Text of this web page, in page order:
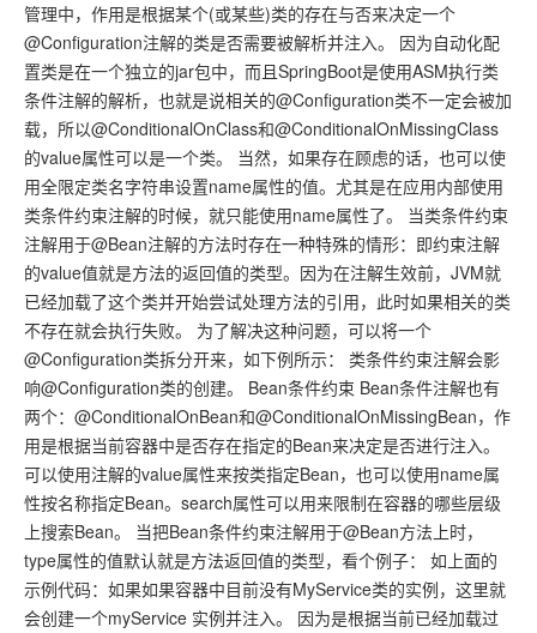
管理中，作用是根据某个(或某些)类的存在与否来决定一个
@Configuration注解的类是否需要被解析并注入。 因为自动化配
置类是在一个独立的jar包中，而且SpringBoot是使用ASM执行类
条件注解的解析，也就是说相关的@Configuration类不一定会被加
载，所以@ConditionalOnClass和@ConditionalOnMissingClass
的value属性可以是一个类。 当然，如果存在顾虑的话，也可以使
用全限定类名字符串设置name属性的值。尤其是在应用内部使用
类条件约束注解的时候，就只能使用name属性了。 当类条件约束
注解用于@Bean注解的方法时存在一种特殊的情形：即约束注解
的value值就是方法的返回值的类型。因为在注解生效前，JVM就
已经加载了这个类并开始尝试处理方法的引用，此时如果相关的类
不存在就会执行失败。 为了解决这种问题，可以将一个
@Configuration类拆分开来，如下例所示： 类条件约束注解会影
响@Configuration类的创建。 Bean条件约束 Bean条件注解也有
两个：@ConditionalOnBean和@ConditionalOnMissingBean，作
用是根据当前容器中是否存在指定的Bean来决定是否进行注入。
可以使用注解的value属性来按类指定Bean，也可以使用name属
性按名称指定Bean。search属性可以用来限制在容器的哪些层级
上搜索Bean。 当把Bean条件约束注解用于@Bean方法上时，
type属性的值默认就是方法返回值的类型，看个例子： 如上面的
示例代码：如果如果容器中目前没有MyService类的实例，这里就
会创建一个myService 实例并注入。 因为是根据当前已经加载过